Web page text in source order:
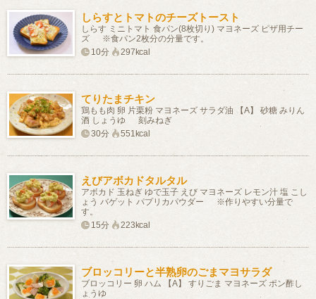
しらすとトマトのチーズトースト
しらす ミニトマト 食パン(8枚切り) マヨネーズ ピザ用チー
ズ ※食パン2枚分の分量です。
10分
297kcal
てりたまチキン
鶏もも肉 卵 片栗粉 マヨネーズ サラダ油 【A】 砂糖 みりん
酒 しょうゆ 刻みねぎ
30分
551kcal
えびアボカドタルタル
アボカド 玉ねぎ ゆで玉子 えび マヨネーズ レモン汁 塩 こし
ょう バゲット パプリカパウダー ※作りやすい分量で
す。
15分
223kcal
ブロッコリーと半熟卵のごまマヨサラダ
ブロッコリー 卵 ハム 【A】 すりごま マヨネーズ ポン酢し
ょうゆ